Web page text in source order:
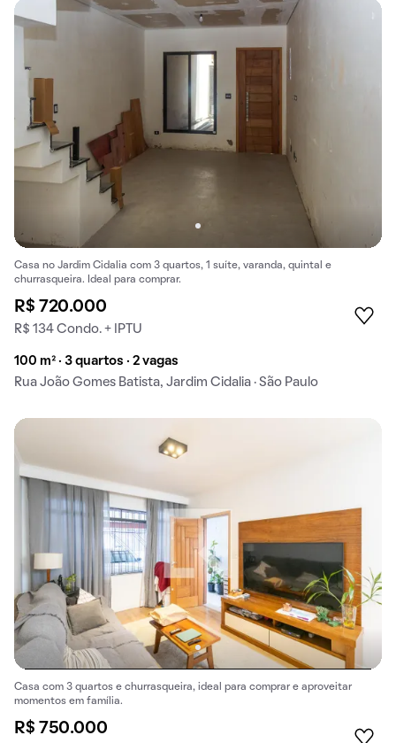
Casa no Jardim Cidalia com 3 quartos, 1 suíte, varanda, quintal e
churrasqueira. Ideal para comprar.
R$ 720.000
R$ 134 Condo. + IPTU
100 m² · 3 quartos · 2 vagas
Rua João Gomes Batista, Jardim Cidalia · São Paulo
Casa com 3 quartos e churrasqueira, ideal para comprar e aproveitar
momentos em família.
R$ 750.000